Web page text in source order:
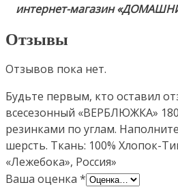
интернет-магазин
Отзывы
Отзывов пока нет.
Будьте первым, кто оставил
всесезонный «ВЕРБЛЮЖКА»
резинками по углам.
шерсть. Ткань: 100% Хлопок-
«Лежебока», Россия»
Ваша оценка *